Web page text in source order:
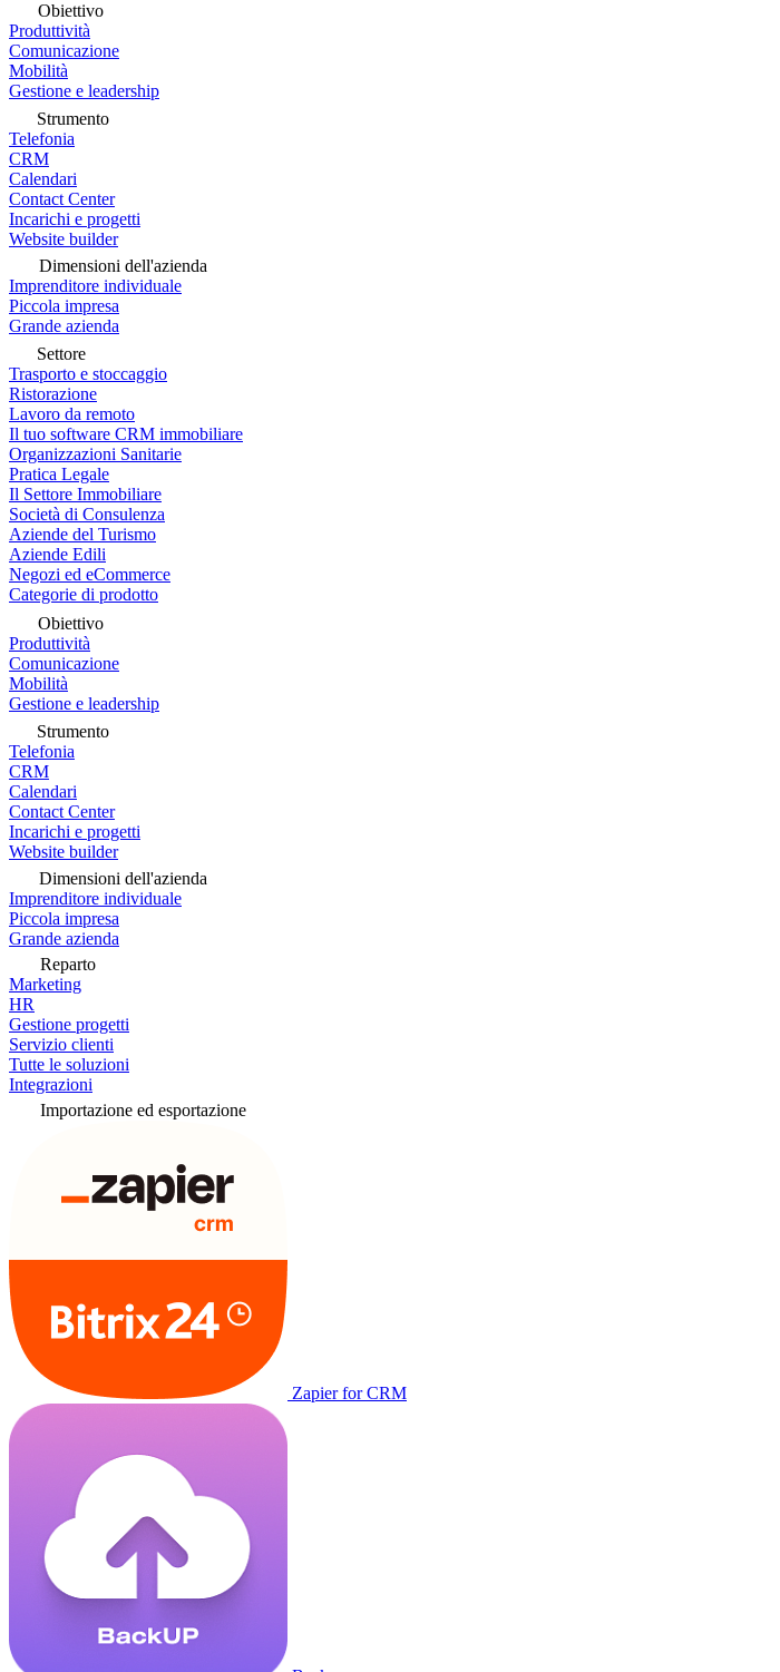
Obiettivo
Produttività
Comunicazione
Mobilità
Gestione e leadership
Strumento
Telefonia
CRM
Calendari
Contact Center
Incarichi e progetti
Website builder
Dimensioni dell'azienda
Imprenditore individuale
Piccola impresa
Grande azienda
Settore
Trasporto e stoccaggio
Ristorazione
Lavoro da remoto
Il tuo software CRM immobiliare
Organizzazioni Sanitarie
Pratica Legale
Il Settore Immobiliare
Società di Consulenza
Aziende del Turismo
Aziende Edili
Negozi ed eCommerce
Categorie di prodotto
Obiettivo
Produttività
Comunicazione
Mobilità
Gestione e leadership
Strumento
Telefonia
CRM
Calendari
Contact Center
Incarichi e progetti
Website builder
Dimensioni dell'azienda
Imprenditore individuale
Piccola impresa
Grande azienda
Reparto
Marketing
HR
Gestione progetti
Servizio clienti
Tutte le soluzioni
Integrazioni
Importazione ed esportazione
Zapier for CRM